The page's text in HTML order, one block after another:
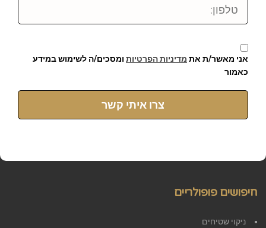
אני מאשר/ת את מדיניות הפרטיות ומסכים/ה לשימוש במידע
כאמור
צרו איתי קשר
חיפושים פופולריים
ניקוי שטיחים